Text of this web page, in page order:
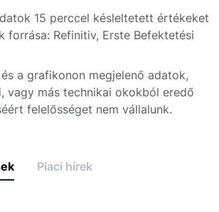
15 perccel késleltetett értékeket
forrása: Refinitiv, Erste Befektetési
a grafikonon megjelenő adatok,
vagy más technikai okokból eredő
felelősséget nem vállalunk.
Piaci hírek